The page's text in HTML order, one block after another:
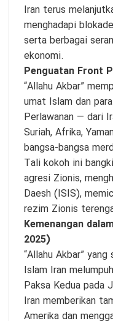
Iran terus
menghadapi
serta berbagai
ekonomi.
Penguatan Front
“Allahu Akbar”
umat Islam dan
Perlawanan — dari
Suriah, Afrika,
bangsa-bangsa
Tali kokoh ini
agresi Zionis,
Daesh (ISIS),
rezim Zionis
Kemenangan
2025)
“Allahu Akbar”
Islam Iran
Paksa Kedua pada
Iran memberikan
Amerika dan